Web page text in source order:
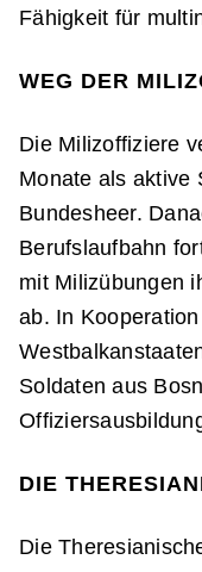
Fähigkeit für
WEG DER
Die Milizoffiziere
Monate als aktive
Bundesheer.
Berufslaufbahn
mit Milizübungen
ab. In
Soldaten aus
DIE
Die